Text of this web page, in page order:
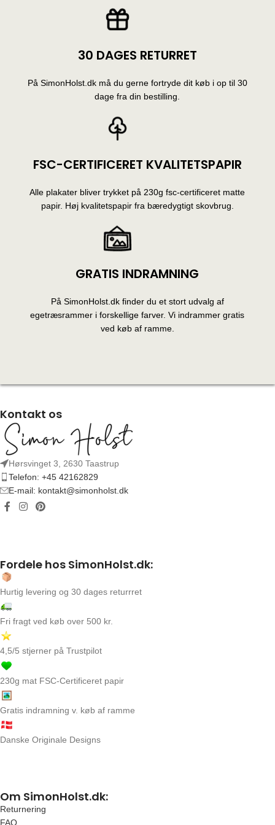
30 DAGES RETURRET
På SimonHolst.dk må du gerne fortryde dit køb i op til 30
dage fra din bestilling.
FSC-CERTIFICERET KVALITETSPAPIR
Alle plakater bliver trykket på 230g fsc-certificeret matte
papir. Høj kvalitetspapir fra bæredygtigt skovbrug.
GRATIS INDRAMNING
På SimonHolst.dk finder du et stort udvalg af
egetræsrammer i forskellige farver. Vi indrammer gratis
ved køb af ramme.
Kontakt os
Hørsvinget 3, 2630 Taastrup
Telefon: +45 42162829
E-mail: kontakt@simonholst.dk
Fordele hos SimonHolst.dk:
Hurtig levering og 30 dages returrret
Fri fragt ved køb over 500 kr.
4,5/5 stjerner på Trustpilot
230g mat FSC-Certificeret papir
Gratis indramning v. køb af ramme
Danske Originale Designs
Om SimonHolst.dk:
Returnering
FAQ